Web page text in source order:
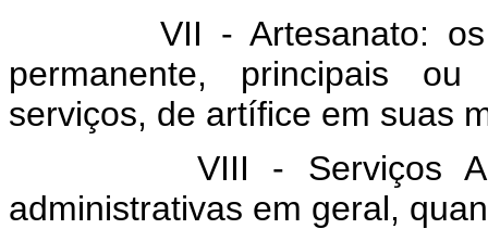
VII - Artesanato:
permanente, principais
serviços, de artífice em suas
VIII - Serviços
administrativas em geral,